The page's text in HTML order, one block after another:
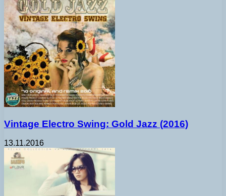
Vintage Electro Swing: Gold Jazz (2016)
13.11.2016